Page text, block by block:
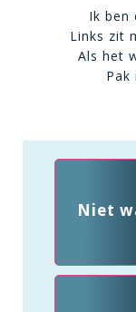
Ik ben
Links zit
Als het
Niet